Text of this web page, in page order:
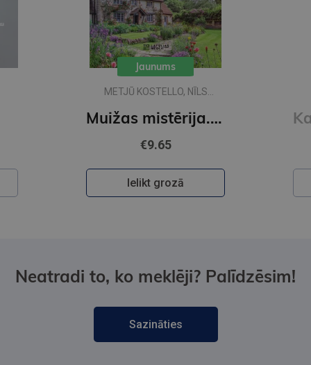
Jaunums
METJŪ KOSTELLO, NĪLS
Muižas mistērija. Vakara detektīvs
€9.65
Ielikt grozā
Neatradi to, ko meklēji? Palīdzēsim!
Sazināties